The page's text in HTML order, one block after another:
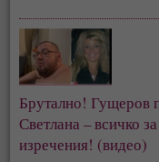
Брутално! Гущеров
Светлана – всичко
изречения! (видео)